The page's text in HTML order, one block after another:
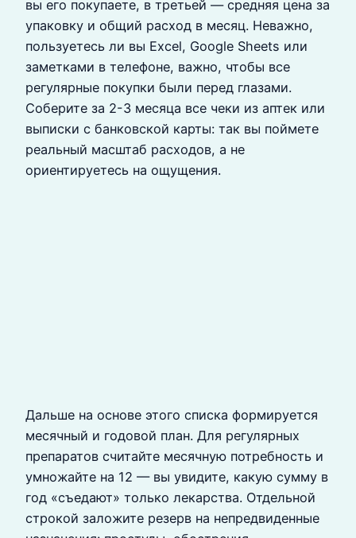
вы его покупаете, в третьей — средняя цена за
упаковку и общий расход в месяц. Неважно,
пользуетесь ли вы Excel, Google Sheets или
заметками в телефоне, важно, чтобы все
регулярные покупки были перед глазами.
Соберите за 2-3 месяца все чеки из аптек или
выписки с банковской карты: так вы поймете
реальный масштаб расходов, а не
ориентируетесь на ощущения.
Дальше на основе этого списка формируется
месячный и годовой план. Для регулярных
препаратов считайте месячную потребность и
умножайте на 12 — вы увидите, какую сумму в
год «съедают» только лекарства. Отдельной
строкой заложите резерв на непредвиденные